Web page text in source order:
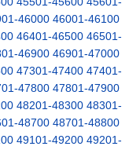
46000 46001-46100
46401-46500 46501-
46900 46901-47000
47301-47400 47401-
47800 47801-47900
48201-48300 48301-
48700 48701-48800
49101-49200 49201-